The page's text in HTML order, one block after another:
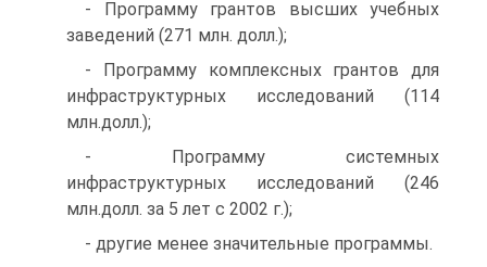
- Программу грантов высших учебных
заведений (271 млн. долл.);
- Программу комплексных грантов для
инфраструктурных исследований (114
млн.долл.);
- Программу системных
инфраструктурных исследований (246
млн.долл. за 5 лет с 2002 г.);
- другие менее значительные программы.